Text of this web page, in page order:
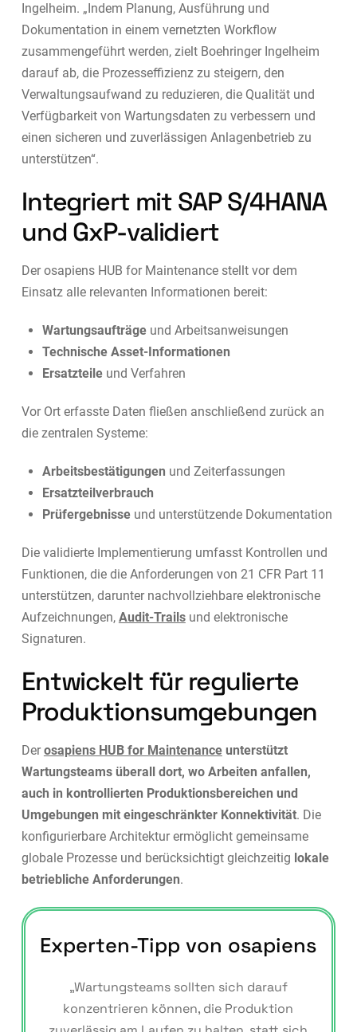
Ingelheim. „Indem Planung, Ausführung und
Dokumentation in einem vernetzten Workflow
zusammengeführt werden, zielt Boehringer Ingelheim
darauf ab, die Prozesseffizienz zu steigern, den
Verwaltungsaufwand zu reduzieren, die Qualität und
Verfügbarkeit von Wartungsdaten zu verbessern und
einen sicheren und zuverlässigen Anlagenbetrieb zu
unterstützen“.
Integriert mit SAP S/4HANA
und GxP-validiert
Der osapiens HUB for Maintenance stellt vor dem
Einsatz alle relevanten Informationen bereit:
Wartungsaufträge und Arbeitsanweisungen
Technische Asset-Informationen
Ersatzteile und Verfahren
Vor Ort erfasste Daten fließen anschließend zurück an
die zentralen Systeme:
Arbeitsbestätigungen und Zeiterfassungen
Ersatzteilverbrauch
Prüfergebnisse und unterstützende Dokumentation
Die validierte Implementierung umfasst Kontrollen und
Funktionen, die die Anforderungen von 21 CFR Part 11
unterstützen, darunter nachvollziehbare elektronische
Aufzeichnungen, Audit-Trailsund elektronische
Signaturen.
Entwickelt für regulierte
Produktionsumgebungen
Derosapiens HUB for Maintenanceunterstützt
Wartungsteams überall dort, wo Arbeiten anfallen,
auch in kontrollierten Produktionsbereichen und
Umgebungen mit eingeschränkter Konnektivität. Die
konfigurierbare Architektur ermöglicht gemeinsame
globale Prozesse und berücksichtigt gleichzeitig lokale
betriebliche Anforderungen.
Experten-Tipp von osapiens
„Wartungsteams sollten sich darauf
konzentrieren können, die Produktion